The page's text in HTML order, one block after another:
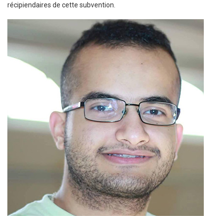
récipiendaires de cette subvention.